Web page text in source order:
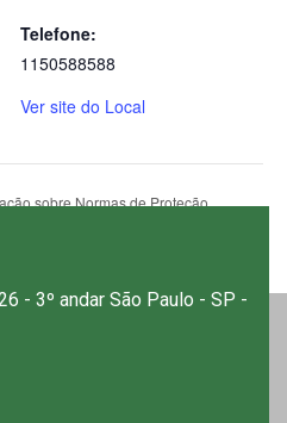
Telefone:
1150588588
Ver site do Local
sobre Normas de Proteção
- 3º andar São Paulo - SP -